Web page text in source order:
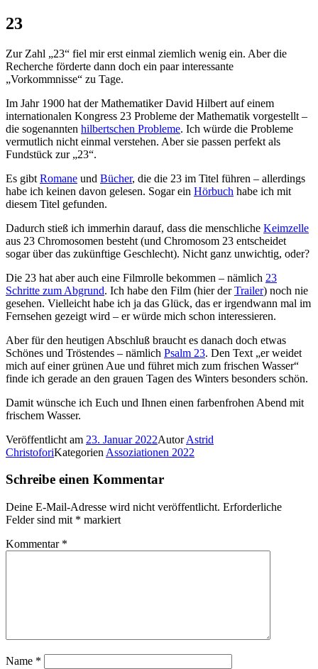
23
Zur Zahl „23“ fiel mir erst einmal ziemlich wenig ein. Aber die
Recherche förderte dann doch ein paar interessante
„Vorkommnisse“ zu Tage.
Im Jahr 1900 hat der Mathematiker David Hilbert auf einem
internationalen Kongress 23 Probleme der Mathematik vorgestellt –
die sogenannten hilbertschen Probleme. Ich würde die Probleme
vermutlich nicht einmal verstehen. Aber sie passen perfekt als
Fundstück zur „23“.
Es gibt Romane und Bücher, die die 23 im Titel führen – allerdings
habe ich keinen davon gelesen. Sogar ein Hörbuch habe ich mit
diesem Titel gefunden.
Dadurch stieß ich immerhin darauf, dass die menschliche Keimzelle
aus 23 Chromosomen besteht (und Chromosom 23 entscheidet
sogar über das zukünftige Geschlecht). Nicht ganz unwichtig, oder?
Die 23 hat aber auch eine Filmrolle bekommen – nämlich 23
Schritte zum Abgrund. Ich habe den Film (hier derTrailer) noch nie
gesehen. Vielleicht habe ich ja das Glück, das er irgendwann mal im
Fernsehen gezeigt wird – er würde mich schon interessieren.
Aber für den heutigen Abschluß braucht es danach doch etwas
Schönes und Tröstendes – nämlich Psalm 23. Den Text „er weidet
mich auf einer grünen Aue und führet mich zum frischen Wasser“
finde ich gerade an den grauen Tagen des Winters besonders schön.
Damit wünsche ich Euch und Ihnen einen farbenfrohen Abend mit
frischem Wasser.
Veröffentlicht am 23. Januar 2022AutorAstrid
ChristoforiKategorien Assoziationen 2022
Schreibe einen Kommentar
Deine E-Mail-Adresse wird nicht veröffentlicht. Erforderliche
Felder sind mit * markiert
Kommentar *
Name *